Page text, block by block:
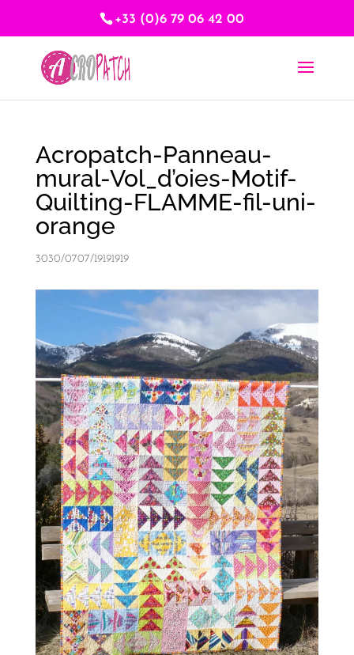
+33 (0)6 79 06 42 00
Acropatch-Panneau-
mural-Vol_d’oies-Motif-
Quilting-FLAMME-fil-uni-
orange
3030/0707/19191919